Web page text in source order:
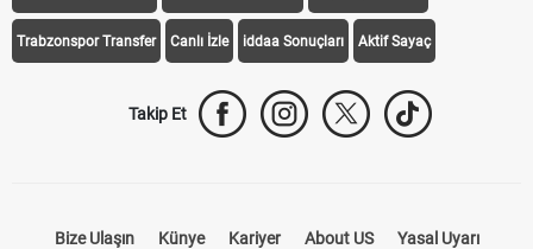
Trabzonspor Transfer Canlı İzle iddaa Sonuçları Aktif Sayaç
Takip Et
Bize Ulaşın Künye Kariyer About US Yasal Uyarı